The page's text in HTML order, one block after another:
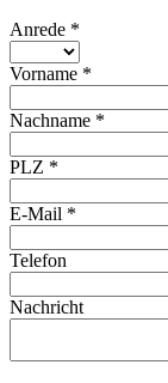
Anrede *
Vorname *
Nachname *
PLZ *
E-Mail *
Telefon
Nachricht